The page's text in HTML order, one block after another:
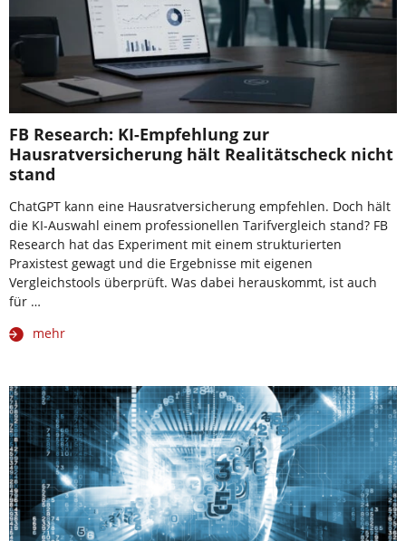
FB Research: KI-Empfehlung zur
Hausratversicherung hält Realitätscheck nicht
stand
ChatGPT kann eine Hausratversicherung empfehlen. Doch hält
die KI-Auswahl einem professionellen Tarifvergleich stand? FB
Research hat das Experiment mit einem strukturierten
Praxistest gewagt und die Ergebnisse mit eigenen
Vergleichstools überprüft. Was dabei herauskommt, ist auch
für …
mehr